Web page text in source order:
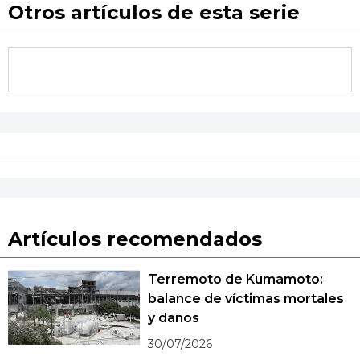
Otros artículos de esta serie
Artículos recomendados
Terremoto de Kumamoto:
balance de víctimas mortales
y daños
30/07/2026